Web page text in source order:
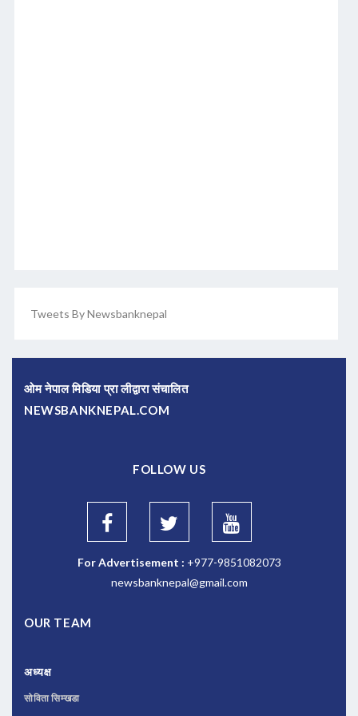
Tweets By Newsbanknepal
ओम नेपाल मिडिया प्रा लीद्वारा संचालित
NEWSBANKNEPAL.COM
FOLLOW US
For Advertisement : +977-9851082073
newsbanknepal@gmail.com
OUR TEAM
अध्यक्ष
सोविता सिम्खडा